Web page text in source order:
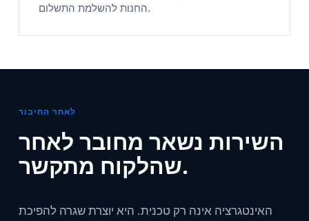
החנות להשלמת התשלום.
לאחר החיבור
השירות נשאר מחובר לאחר
שהלקוח מתקשר.
האינטגרציה אינה רק טכנית. היא יוצרת שגרה להפיכת